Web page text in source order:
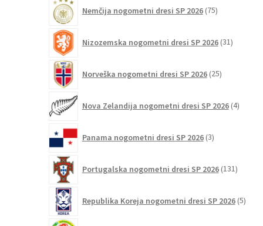
Nemčija nogometni dresi SP 2026 75izdelkov
Nizozemska nogometni dresi SP 2026 31izdelkov
Norveška nogometni dresi SP 2026 25izdelkov
Nova Zelandija nogometni dresi SP 2026 4izdelki
Panama nogometni dresi SP 2026 3izdelki
Portugalska nogometni dresi SP 2026 131
Republika Koreja nogometni dresi SP 2026 5